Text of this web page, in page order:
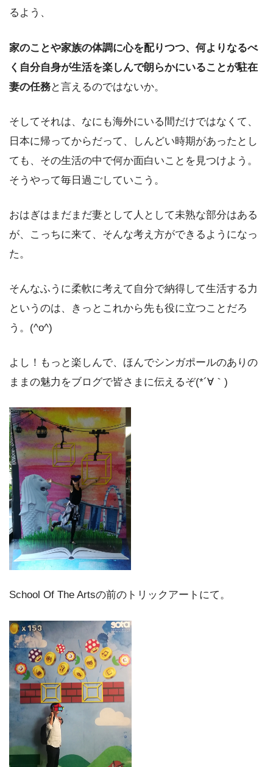
るよう、
家のことや家族の体調に心を配りつつ、何よりなるべ
く自分自身が生活を楽しんで朗らかにいることが駐在
妻の任務と言えるのではないか。
そしてそれは、なにも海外にいる間だけではなくて、
日本に帰ってからだって、しんどい時期があったとし
ても、その生活の中で何か面白いことを見つけよう。
そうやって毎日過ごしていこう。
おはぎはまだまだ妻として人として未熟な部分はある
が、こっちに来て、そんな考え方ができるようになっ
た。
そんなふうに柔軟に考えて自分で納得して生活する力
というのは、きっとこれから先も役に立つことだろ
う。(^o^)
よし！もっと楽しんで、ほんでシンガポールのありの
ままの魅力をブログで皆さまに伝えるぞ(*´∀｀)
School Of The Artsの前のトリックアートにて。